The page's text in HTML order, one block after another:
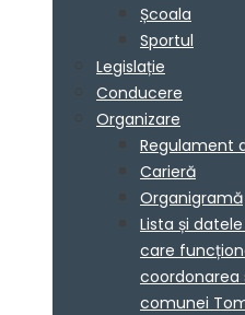
Școala
Sportul
Legislație
Conducere
Organizare
Regulament
Carieră
Organigramă
Lista și
care
coordonarea
comunei